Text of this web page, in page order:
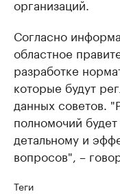
организаций.
Согласно
областное
разработке
которые будут
данных советов.
полномочий
детальному и
вопросов", –
Теги